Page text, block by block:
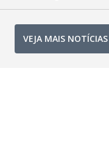
VEJA MAIS NOTÍCIAS